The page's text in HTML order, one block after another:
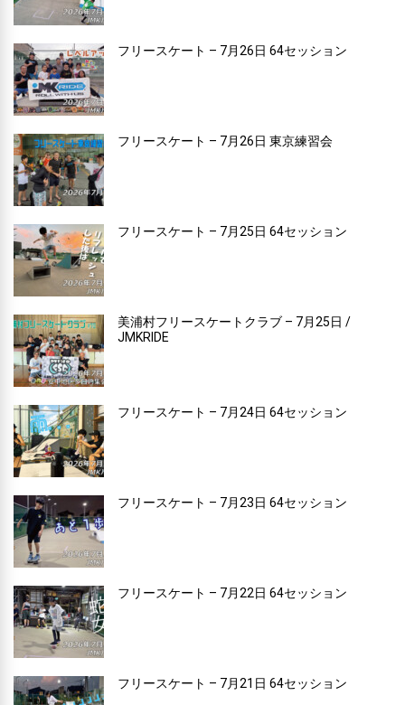
フリースケート – 7月26日 64セッション
フリースケート – 7月26日 東京練習会
フリースケート – 7月25日 64セッション
美浦村フリースケートクラブ – 7月25日 /
JMKRIDE
フリースケート – 7月24日 64セッション
フリースケート – 7月23日 64セッション
フリースケート – 7月22日 64セッション
フリースケート – 7月21日 64セッション